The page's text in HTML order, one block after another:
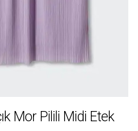
Mor Pilili Midi Etek